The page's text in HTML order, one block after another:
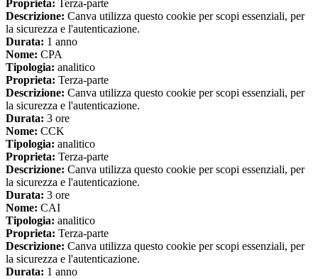
Proprieta: Terza-parte
Descrizione: Canva utilizza questo cookie per scopi essenziali, per
la sicurezza e l'autenticazione.
Durata: 1 anno
Nome: CPA
Tipologia: analitico
Proprieta: Terza-parte
Descrizione: Canva utilizza questo cookie per scopi essenziali, per
la sicurezza e l'autenticazione.
Durata: 3 ore
Nome: CCK
Tipologia: analitico
Proprieta: Terza-parte
Descrizione: Canva utilizza questo cookie per scopi essenziali, per
la sicurezza e l'autenticazione.
Durata: 3 ore
Nome: CAI
Tipologia: analitico
Proprieta: Terza-parte
Descrizione: Canva utilizza questo cookie per scopi essenziali, per
la sicurezza e l'autenticazione.
Durata: 1 anno